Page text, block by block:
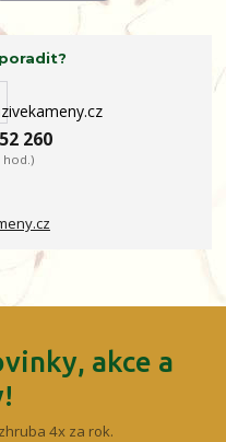
260
hod.)
akce a
4x za rok.